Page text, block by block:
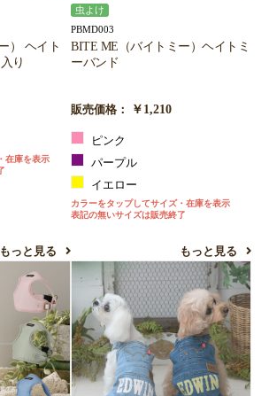
） ヘイト
り
在庫を表示
もっと見る
虫よけ
PBMD003
BITE ME（バイトミー）ヘイトミ
ーバンド
販売価格： ￥1,210
ピンク
パープル
イエロー
カラーをタップしてサイズ・在庫を表示
表記の無いサイズは販売終了
もっと見る